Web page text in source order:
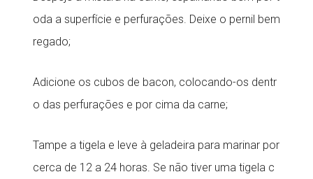
oda a superfície e perfurações. Deixe o pernil bem
regado;
Adicione os cubos de bacon, colocando-os dentr
o das perfurações e por cima da carne;
Tampe a tigela e leve à geladeira para marinar por
cerca de 12 a 24 horas. Se não tiver uma tigela c